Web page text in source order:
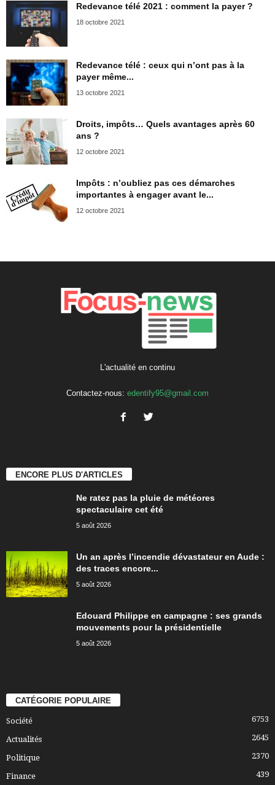
Redevance télé 2021 : comment la payer ?
18 octobre 2021
Redevance télé : ceux qui n’ont pas à la
payer même...
13 octobre 2021
Droits, impôts… Quels avantages après 60
ans ?
12 octobre 2021
Impôts : n’oubliez pas ces démarches
importantes à engager avant le...
12 octobre 2021
L'actualité en continu
Contactez-nous: edentify95@gmail.com
ENCORE PLUS D'ARTICLES
Ne ratez pas la pluie de météores
spectaculaire cet été
5 août 2026
Un an après l’incendie dévastateur en Aude :
des traces encore...
5 août 2026
Edouard Philippe en campagne : ses grands
mouvements pour la présidentielle
5 août 2026
CATÉGORIE POPULAIRE
Société 6753
Actualités 2645
Politique 2370
Finance 439